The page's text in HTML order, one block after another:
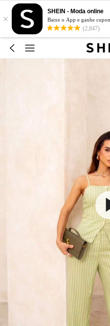
×
SHEIN - Moda online
Baixe o App e ganhe
(2,847)